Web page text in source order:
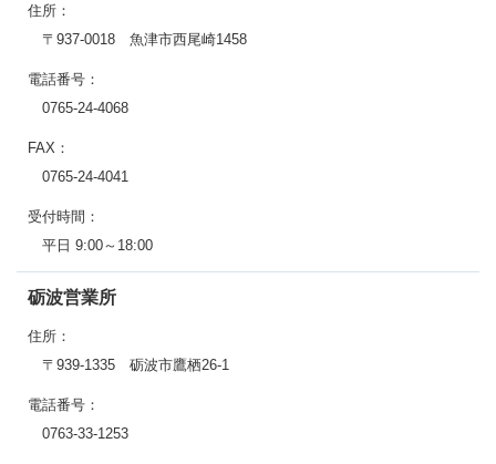
住所：
〒937-0018 魚津市西尾崎1458
電話番号：
0765-24-4068
FAX：
0765-24-4041
受付時間：
平日 9:00～18:00
砺波営業所
住所：
〒939-1335 砺波市鷹栖26-1
電話番号：
0763-33-1253